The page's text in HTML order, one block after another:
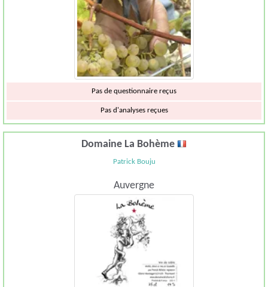
Pas de questionnaire reçus
Pas d'analyses reçues
Domaine La Bohème
Patrick Bouju
Auvergne